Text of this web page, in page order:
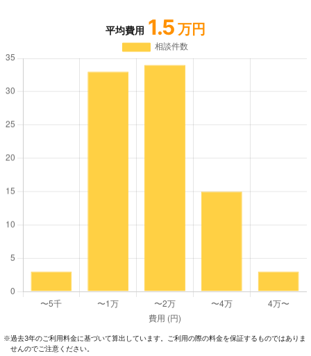
平均費用 1.5 万円
※過去3年のご利⽤料⾦に基づいて算出しています。ご利⽤の際の料⾦を保証するものではありま
せんのでご注意ください。